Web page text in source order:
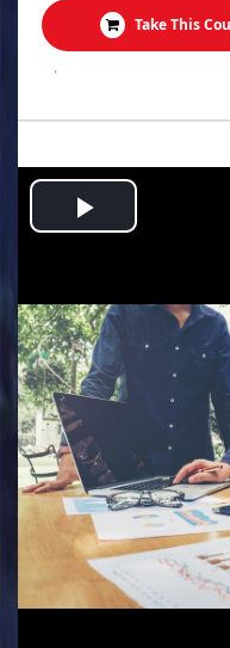
Take This
.
Play